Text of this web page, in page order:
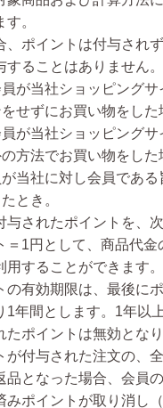
。
、ポイントは付与され
することはありません。
が当社ショッピングサ
をせずにお買い物をした
が当社ショッピングサ
方法でお買い物をした
が当社に対し会員であ
とき。
与されたポイントを、
＝1円として、商品代金
用することができます。
の有効期限は、最後に
1年間とします。1年以
たポイントは無効となり
が付与された注文の、
品となった場合、会員
みポイントが取り消し